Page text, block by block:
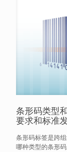
条形码类型
要求和标准
条形码标签是跨
哪种类型的条形